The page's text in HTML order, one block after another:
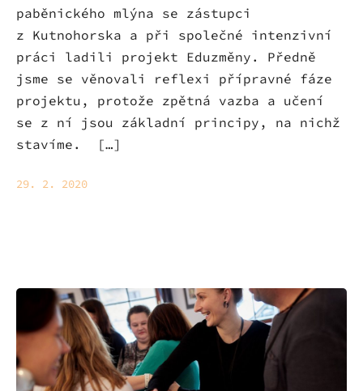
paběnického mlýna se zástupci
z Kutnohorska a při společné intenzivní
práci ladili projekt Eduzměny. Předně
jsme se věnovali reflexi přípravné fáze
projektu, protože zpětná vazba a učení
se z ní jsou základní principy, na nichž
stavíme. […]
29. 2. 2020